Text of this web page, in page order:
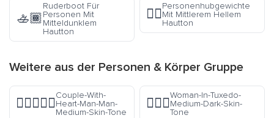
🚣🏾
Ruderboot Für
Personen Mit
Mitteldunklem
Hautton
🏋🏼
Personenhubgewichte
Mit Mittlerem Hellem
Hautton
Weitere aus der Personen & Körper Gruppe
👨🏽‍❤️‍👨🏽
Couple-With-
Heart-Man-Man-
Medium-Skin-Tone
🤵🏾‍♀️
Woman-In-Tuxedo-
Medium-Dark-Skin-
Tone